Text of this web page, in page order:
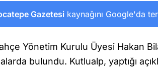
Gazetesi kaynağını Google'da
Yönetim Kurulu Üyesi Hakan
bulundu. Kutlualp, yaptığı